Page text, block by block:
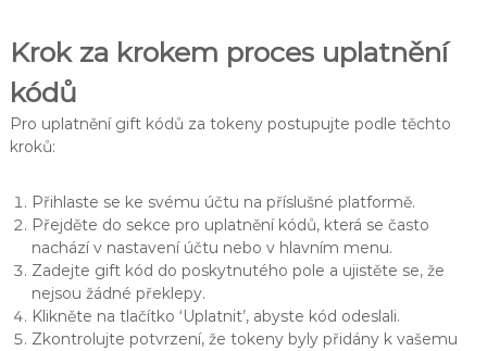
Krok za krokem proces uplatnění
kódů
Pro uplatnění gift kódů za tokeny postupujte podle těchto
kroků:
Přihlaste se ke svému účtu na příslušné platformě.
Přejděte do sekce pro uplatnění kódů, která se často
nachází v nastavení účtu nebo v hlavním menu.
Zadejte gift kód do poskytnutého pole a ujistěte se, že
nejsou žádné překlepy.
Klikněte na tlačítko ‘Uplatnit’, abyste kód odeslali.
Zkontrolujte potvrzení, že tokeny byly přidány k vašemu